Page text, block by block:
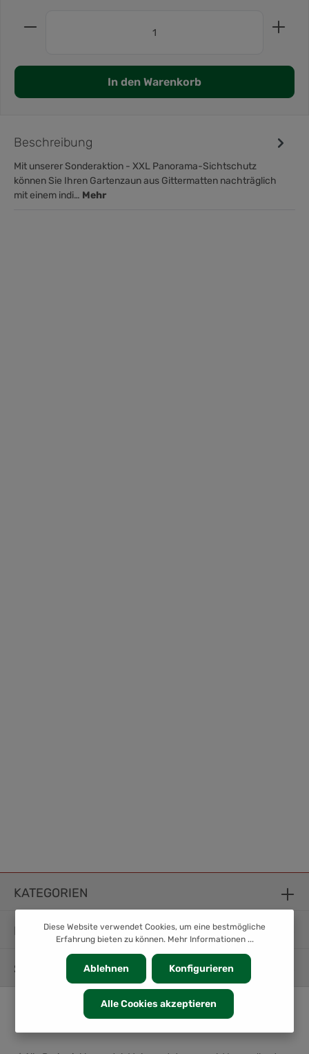
In den Warenkorb
Beschreibung
Mit unserer Sonderaktion - XXL Panorama-Sichtschutz
können Sie Ihren Gartenzaun aus Gittermatten nachträglich
mit einem indi… Mehr
KATEGORIEN
INFORMATION
SERVICE
Diese Website verwendet Cookies, um eine bestmögliche
Erfahrung bieten zu können. Mehr Informationen ...
Ablehnen Konfigurieren
Alle Cookies akzeptieren